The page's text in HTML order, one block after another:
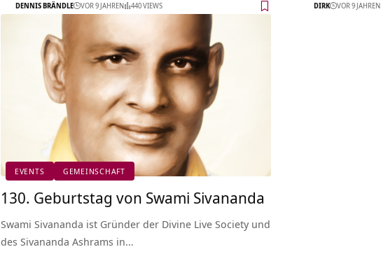
DENNIS BRÄNDLE VOR 9 JAHREN 440 VIEWS DIRK VOR 9 JAHREN
EVENTS GEMEINSCHAFT
130. Geburtstag von Swami Sivananda
Swami Sivananda ist Gründer der Divine Live Society und
des Sivananda Ashrams in…